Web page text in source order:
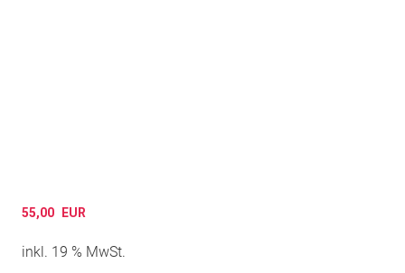
55,00 EUR
inkl. 19 % MwSt.